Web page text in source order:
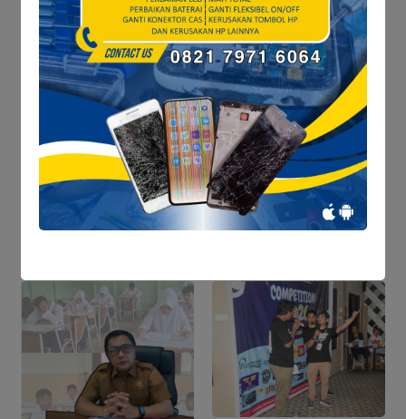
Satresnarkoba Polres
Tanjab Barat Tindak
Lanjuti Informasi Viral,
Korban Belum Buat
Laporan Resmi
Dari Laut Kuala Tungkal
ke Berbagai Daerah,